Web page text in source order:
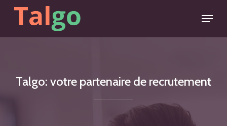
Skip
main
Menu
Talgo: votre partenaire de recrutement